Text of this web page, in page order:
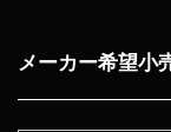
メーカー希望小